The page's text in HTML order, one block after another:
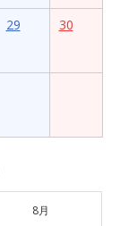
29 30
8月